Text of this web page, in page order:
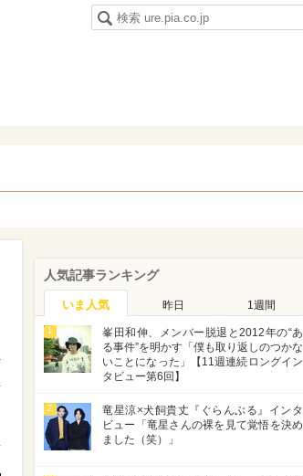
人気記事ランキング
いま人気 昨日 1週間
1
峯田和伸、メンバー脱退と2012年の“あ
る事件”を明かす「僕も取り返しのつかな
いことになった」【11週連続ロングイン
タビュー第6回】
2
竜星涼×犬飼貴丈『ぐらんぶる』インタ
ビュー「竜星さんの裸を見て覚悟を決め
ました（笑）」